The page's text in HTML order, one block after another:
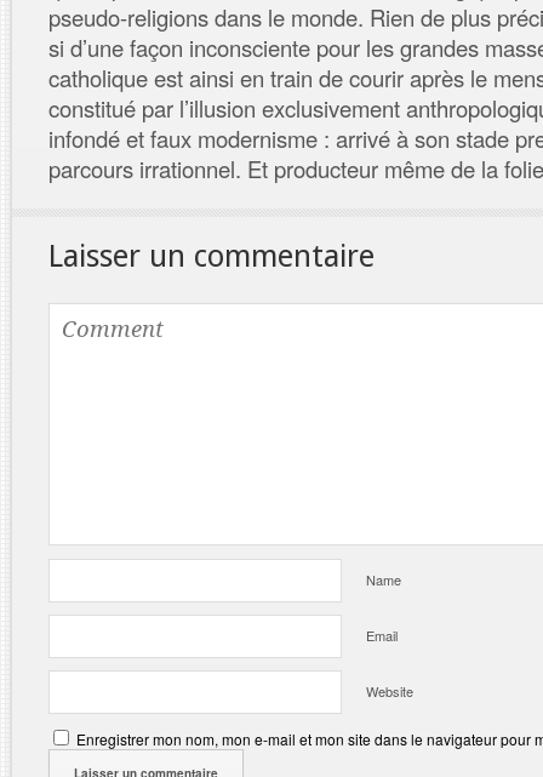
pseudo-religions dans le monde. Rien de plus
si d’une façon inconsciente pour les grandes
catholique est ainsi en train de courir après le
constitué par l’illusion exclusivement
infondé et faux modernisme : arrivé à son stade
parcours irrationnel. Et producteur même de la
Laisser un commentaire
Name
Email
Website
Enregistrer mon nom, mon e-mail et mon site dans le navigateur pour